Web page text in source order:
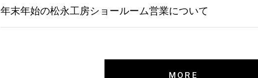
年末年始の松永工房ショールーム営業について
MORE